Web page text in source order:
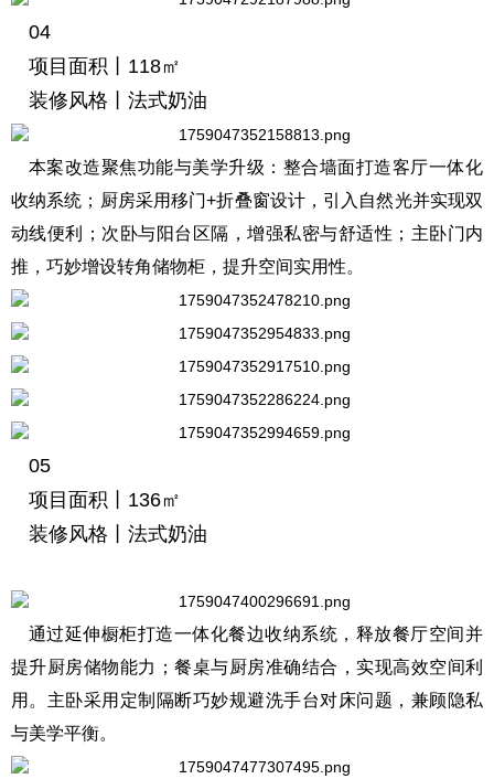
04
项目面积丨118㎡
装修风格丨法式奶油
本案改造聚焦功能与美学升级：整合墙面打造客厅一体化
收纳系统；厨房采用移门+折叠窗设计，引入自然光并实现双
动线便利；次卧与阳台区隔，增强私密与舒适性；主卧门内
推，巧妙增设转角储物柜，提升空间实用性。
05
项目面积丨136㎡
装修风格丨法式奶油
通过延伸橱柜打造一体化餐边收纳系统，释放餐厅空间并
提升厨房储物能力；餐桌与厨房准确结合，实现高效空间利
用。主卧采用定制隔断巧妙规避洗手台对床问题，兼顾隐私
与美学平衡。